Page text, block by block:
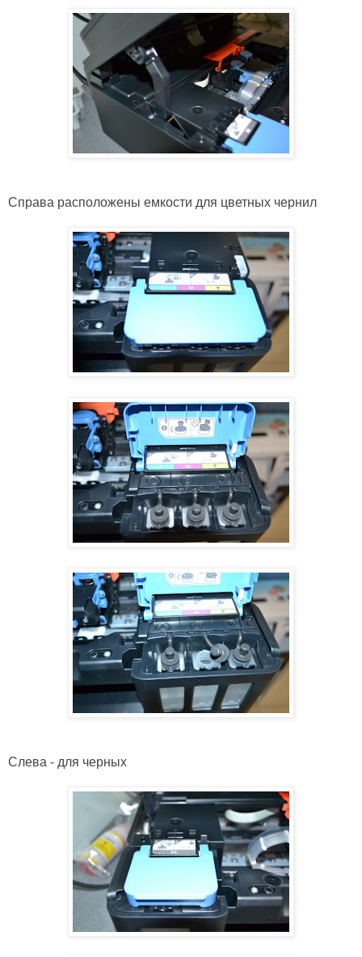
Справа расположены емкости для цветных чернил
Слева - для черных